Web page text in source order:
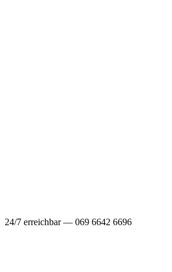
24/7 erreichbar — 069 6642 6696